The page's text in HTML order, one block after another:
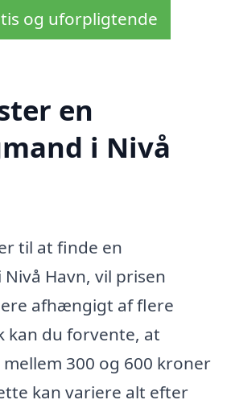
og uforpligtende
en
i Nivå
til at finde en
Havn, vil prisen
afhængigt af flere
kan du forvente, at
300 og 600 kroner
kan variere alt efter